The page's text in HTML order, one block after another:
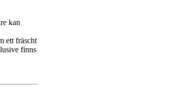
kan
ett fräscht
finns